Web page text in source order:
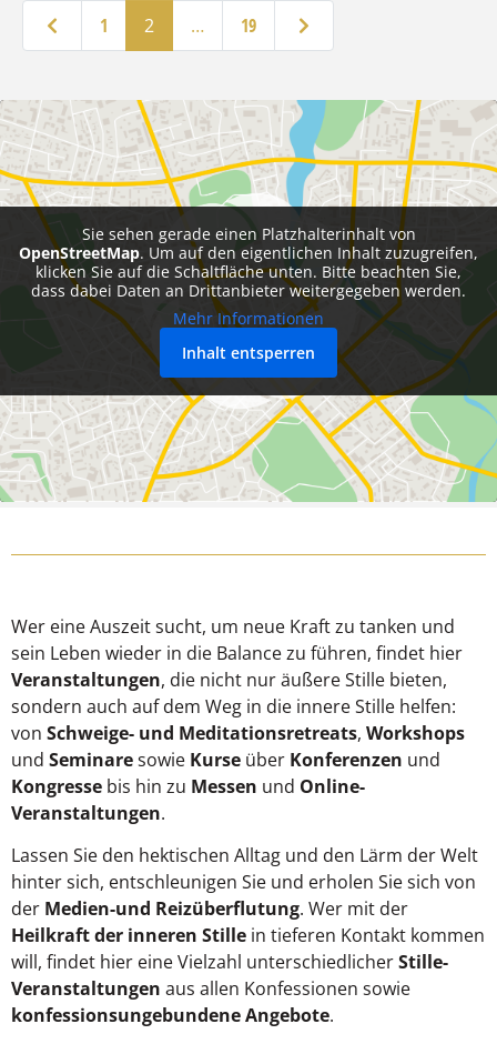
Neuere Beiträge
1 2 … 19 Ältere Beiträge
Sie sehen gerade einen Platzhalterinhalt von
OpenStreetMap. Um auf den eigentlichen Inhalt zuzugreifen,
klicken Sie auf die Schaltfläche unten. Bitte beachten Sie,
dass dabei Daten an Drittanbieter weitergegeben werden.
Mehr Informationen
Inhalt entsperren
Wer eine Auszeit sucht, um neue Kraft zu tanken und
sein Leben wieder in die Balance zu führen, findet hier
Veranstaltungen, die nicht nur äußere Stille bieten,
sondern auch auf dem Weg in die innere Stille helfen:
von Schweige- und Meditationsretreats, Workshops
und Seminaresowie Kurse über Konferenzen und
Kongresse bis hin zu Messen und Online-
Veranstaltungen.
Lassen Sie den hektischen Alltag und den Lärm der Welt
hinter sich, entschleunigen Sie und erholen Sie sich von
der Medien-und Reizüberflutung. Wer mit der
Heilkraft der inneren Stille in tieferen Kontakt kommen
will, findet hier eine Vielzahl unterschiedlicherStille-
Veranstaltungen aus allen Konfessionen sowie
konfessionsungebundene Angebote.